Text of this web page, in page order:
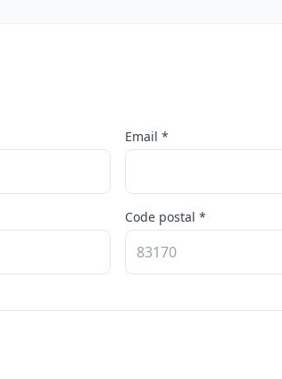
Email *
Code postal *